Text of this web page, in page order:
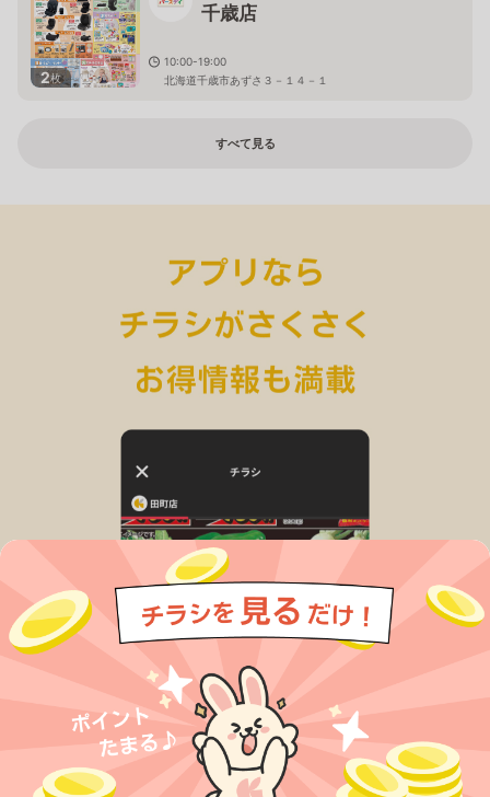
2枚
千歳店
10:00-19:00
北海道千歳市あずさ３－１４－１
すべて見る